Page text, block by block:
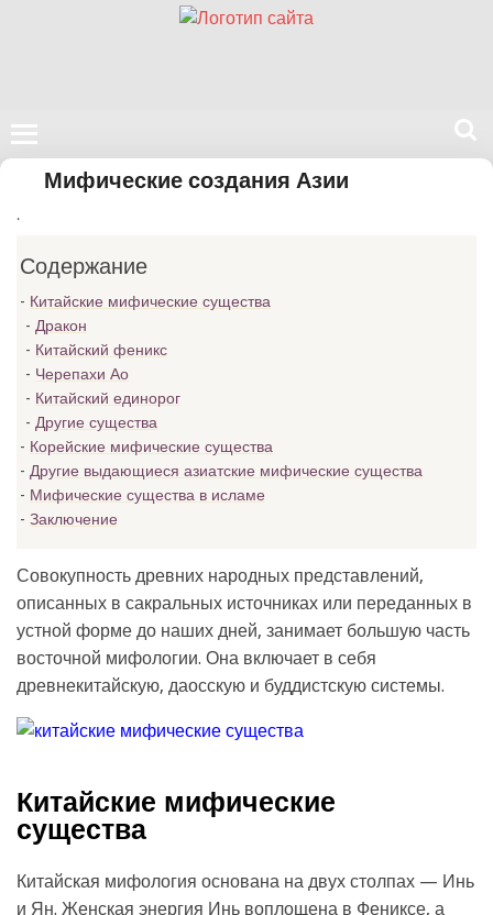
Поиск
нашем
Мифические создания Азии
.
Содержание
Китайские мифические существа
Дракон
Китайский феникс
Черепахи Ао
Китайский единорог
Другие существа
Корейские мифические существа
Другие выдающиеся азиатские мифические существа
Мифические существа в исламе
Заключение
Совокупность древних народных представлений,
описанных в сакральных источниках или переданных в
устной форме до наших дней, занимает большую часть
восточной мифологии. Она включает в себя
древнекитайскую, даосскую и буддистскую системы.
Китайские мифические
существа
Китайская мифология основана на двух столпах — Инь
и Ян. Женская энергия Инь воплощена в Фениксе, а